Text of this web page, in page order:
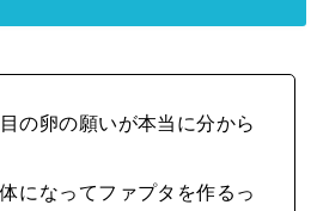
の卵の願いが本当に分から
になってファプタを作るっ